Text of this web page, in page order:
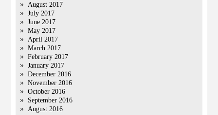
August 2017
July 2017
June 2017
May 2017
April 2017
March 2017
February 2017
January 2017
December 2016
November 2016
October 2016
September 2016
August 2016